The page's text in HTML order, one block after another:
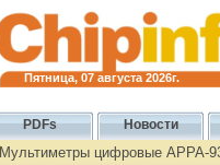
Пятница, 07 августа 2026г.
PDFs Новости
Мультиметры цифровые APPA-